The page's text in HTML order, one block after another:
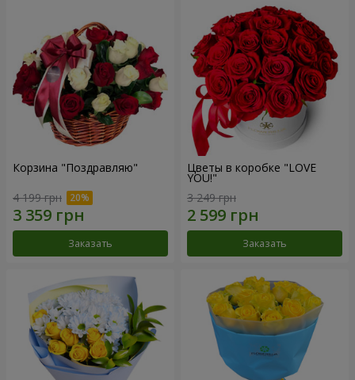
Корзина "Поздравляю"
4 199 грн
Заказать
Цветы в коробке "LOVE
YOU!"
3 249 грн
Заказать